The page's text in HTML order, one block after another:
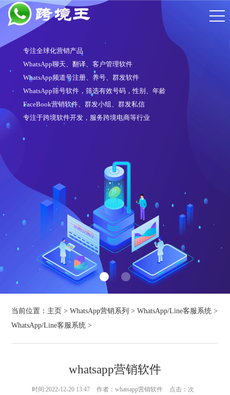
专注全球化营销产品
WhatsApp聊天、翻译、客户管理软件
WhatsApp频道号注册、养号、群发软件
WhatsApp筛号软件，筛选有效号码，性别、年龄
FaceBook营销软件、群发小组、群发私信
专注于跨境软件开发，服务跨境电商等行业
当前位置： 主页 >WhatsApp营销系列 >WhatsApp/Line客服系统 >
WhatsApp/Line客服系统 >
whatsapp营销软件
时间:2022-12-20 13:47 作者：whatsapp营销软件 点击： 次